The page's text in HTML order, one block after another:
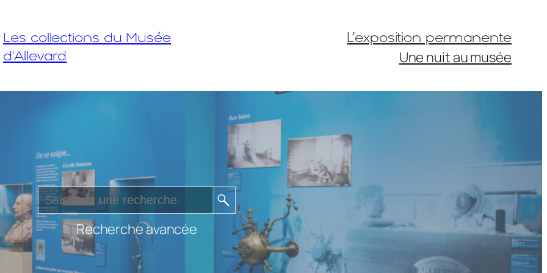
Les collections du Musée
d'Allevard
L’exposition permanente
Une nuit au musée
Recherche avancée